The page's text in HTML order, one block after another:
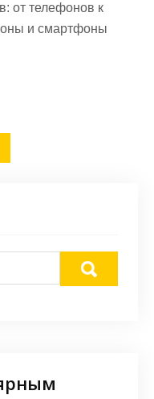
от телефонов к
и смартфоны